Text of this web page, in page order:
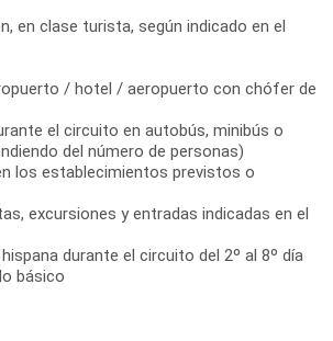
en clase turista, según indicado en el
/ hotel / aeropuerto con chófer de
el circuito en autobús, minibús o
del número de personas)
los establecimientos previstos o
excursiones y entradas indicadas en el
durante el circuito del 2º al 8º día
básico